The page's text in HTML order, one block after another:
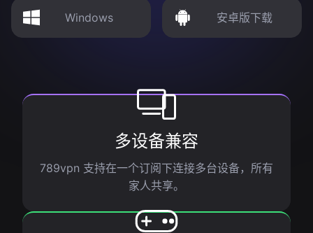
Windows 安卓版下载
多设备兼容
789vpn 支持在一个订阅下连接多台设备，所有
家人共享。